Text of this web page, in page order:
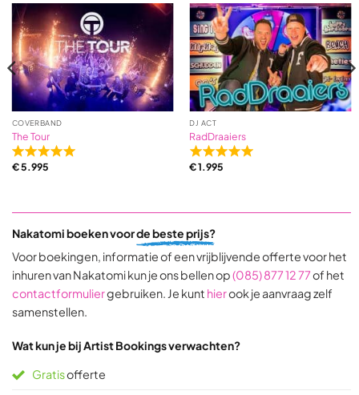
COVERBAND
The Tour
Rated
5,0
based
31
ratings
€5.995
DJ ACT
RadDraaiers
Rated
5,0
9
ratings
€1.995
Nakatomi boeken voorde beste prijs?
Voor boekingen, informatie of een vrijblijvende offerte voor het
inhuren van Nakatomi kun je ons bellen op(085) 877 12 77of het
contactformuliergebruiken. Je kunt hierook je aanvraag zelf
samenstellen.
Wat kun je bij Artist Bookings verwachten?
Gratisofferte